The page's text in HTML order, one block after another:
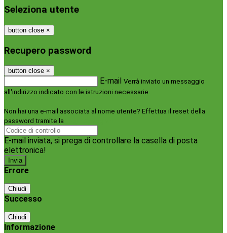
Seleziona utente
button close ×
Recupero password
button close ×
E-mail Verrà inviato un messaggio
all'indirizzo indicato con le istruzioni necessarie.
Non hai una e-mail associata al nome utente? Effettua il reset della
password tramite la
E-mail inviata, si prega di controllare la casella di posta
elettronica!
Errore
Chiudi
Successo
Chiudi
Informazione